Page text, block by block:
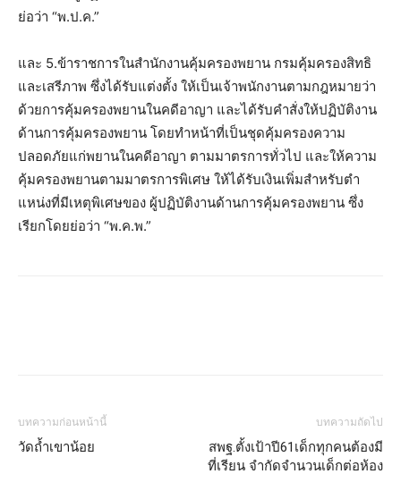
ย่อว่า “พ.ป.ค.”
และ 5.ข้าราชการในสํานักงานคุ้มครองพยาน กรมคุ้มครองสิทธิ
และเสรีภาพ ซึ่งได้รับแต่งตั้ง ให้เป็นเจ้าพนักงานตามกฎหมายว่า
ด้วยการคุ้มครองพยานในคดีอาญา และได้รับคําสั่งให้ปฏิบัติงาน
ด้านการคุ้มครองพยาน โดยทําหน้าที่เป็นชุดคุ้มครองความ
ปลอดภัยแก่พยานในคดีอาญา ตามมาตรการทั่วไป และให้ความ
คุ้มครองพยานตามมาตรการพิเศษ ให้ได้รับเงินเพิ่มสําหรับตํา
แหน่งที่มีเหตุพิเศษของ ผู้ปฏิบัติงานด้านการคุ้มครองพยาน ซึ่ง
เรียกโดยย่อว่า “พ.ค.พ.”
บทความก่อนหน้านี้
วัดถ้ำเขาน้อย
บทความถัดไป
สพฐ.ตั้งเป้าปี61เด็กทุกคนต้องมี
ที่เรียน จำกัดจำนวนเด็กต่อห้อง